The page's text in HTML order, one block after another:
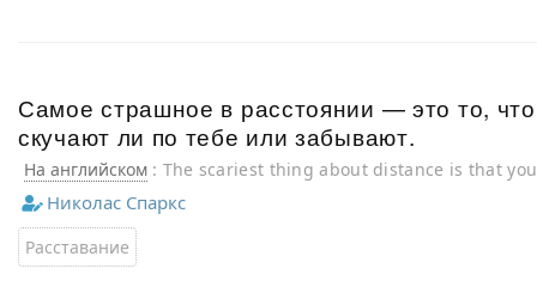
Самое страшное в расстоянии — это то,
скучают ли по тебе или забывают.
На английском : The scariest thing about distance is that
miss you or forget you.
Николас Спаркс
Расставание